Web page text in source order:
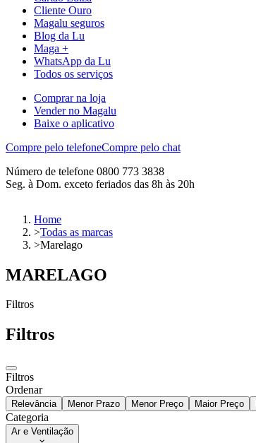
Cliente Ouro
Magalu seguros
Blog da Lu
Maga +
WhatsApp da Lu
Todos os serviços
Comprar na loja
Vender no Magalu
Baixe o aplicativo
Compre pelo telefoneCompre pelo chat
Número de telefone 0800 773 3838
Seg. à Dom. exceto feriados das 8h às 20h
Home
>Todas as marcas
>Marelago
MARELAGO
Filtros
Filtros
Filtros
Ordenar
Relevância Menor Prazo Menor Preço Maior Preço
Categoria
Ar e Ventilação